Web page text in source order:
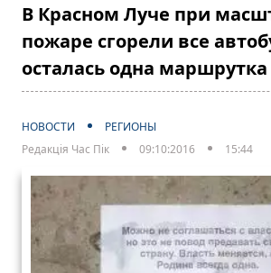
В Красном Луче при
пожаре сгорели все
осталась одна маршрутка
НОВОСТИ
РЕГИОНЫ
Редакція Час Пік
09:10:2016 15:44